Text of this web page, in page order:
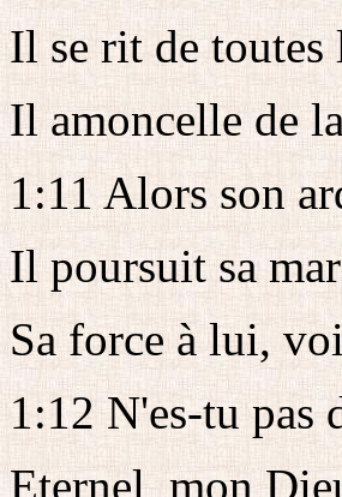
Il se rit de toutes
Il amoncelle de
1:11 Alors son
Il poursuit sa
Sa force à lui,
1:12 N'es-tu pas
Eternel, mon